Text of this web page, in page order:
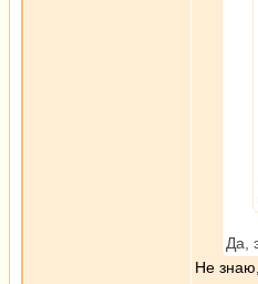
Да,
Не